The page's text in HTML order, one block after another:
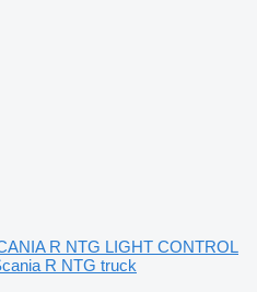
R NTG LIGHT CONTROL
R NTG truck